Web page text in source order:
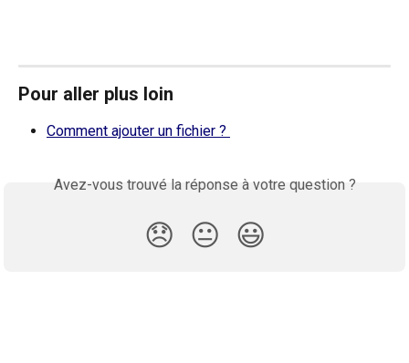
Pour aller plus loin
Comment ajouter un fichier ?
Avez-vous trouvé la réponse à votre question ?
😞 😐 😃